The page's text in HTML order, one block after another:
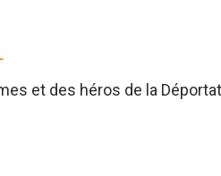
et des héros de la